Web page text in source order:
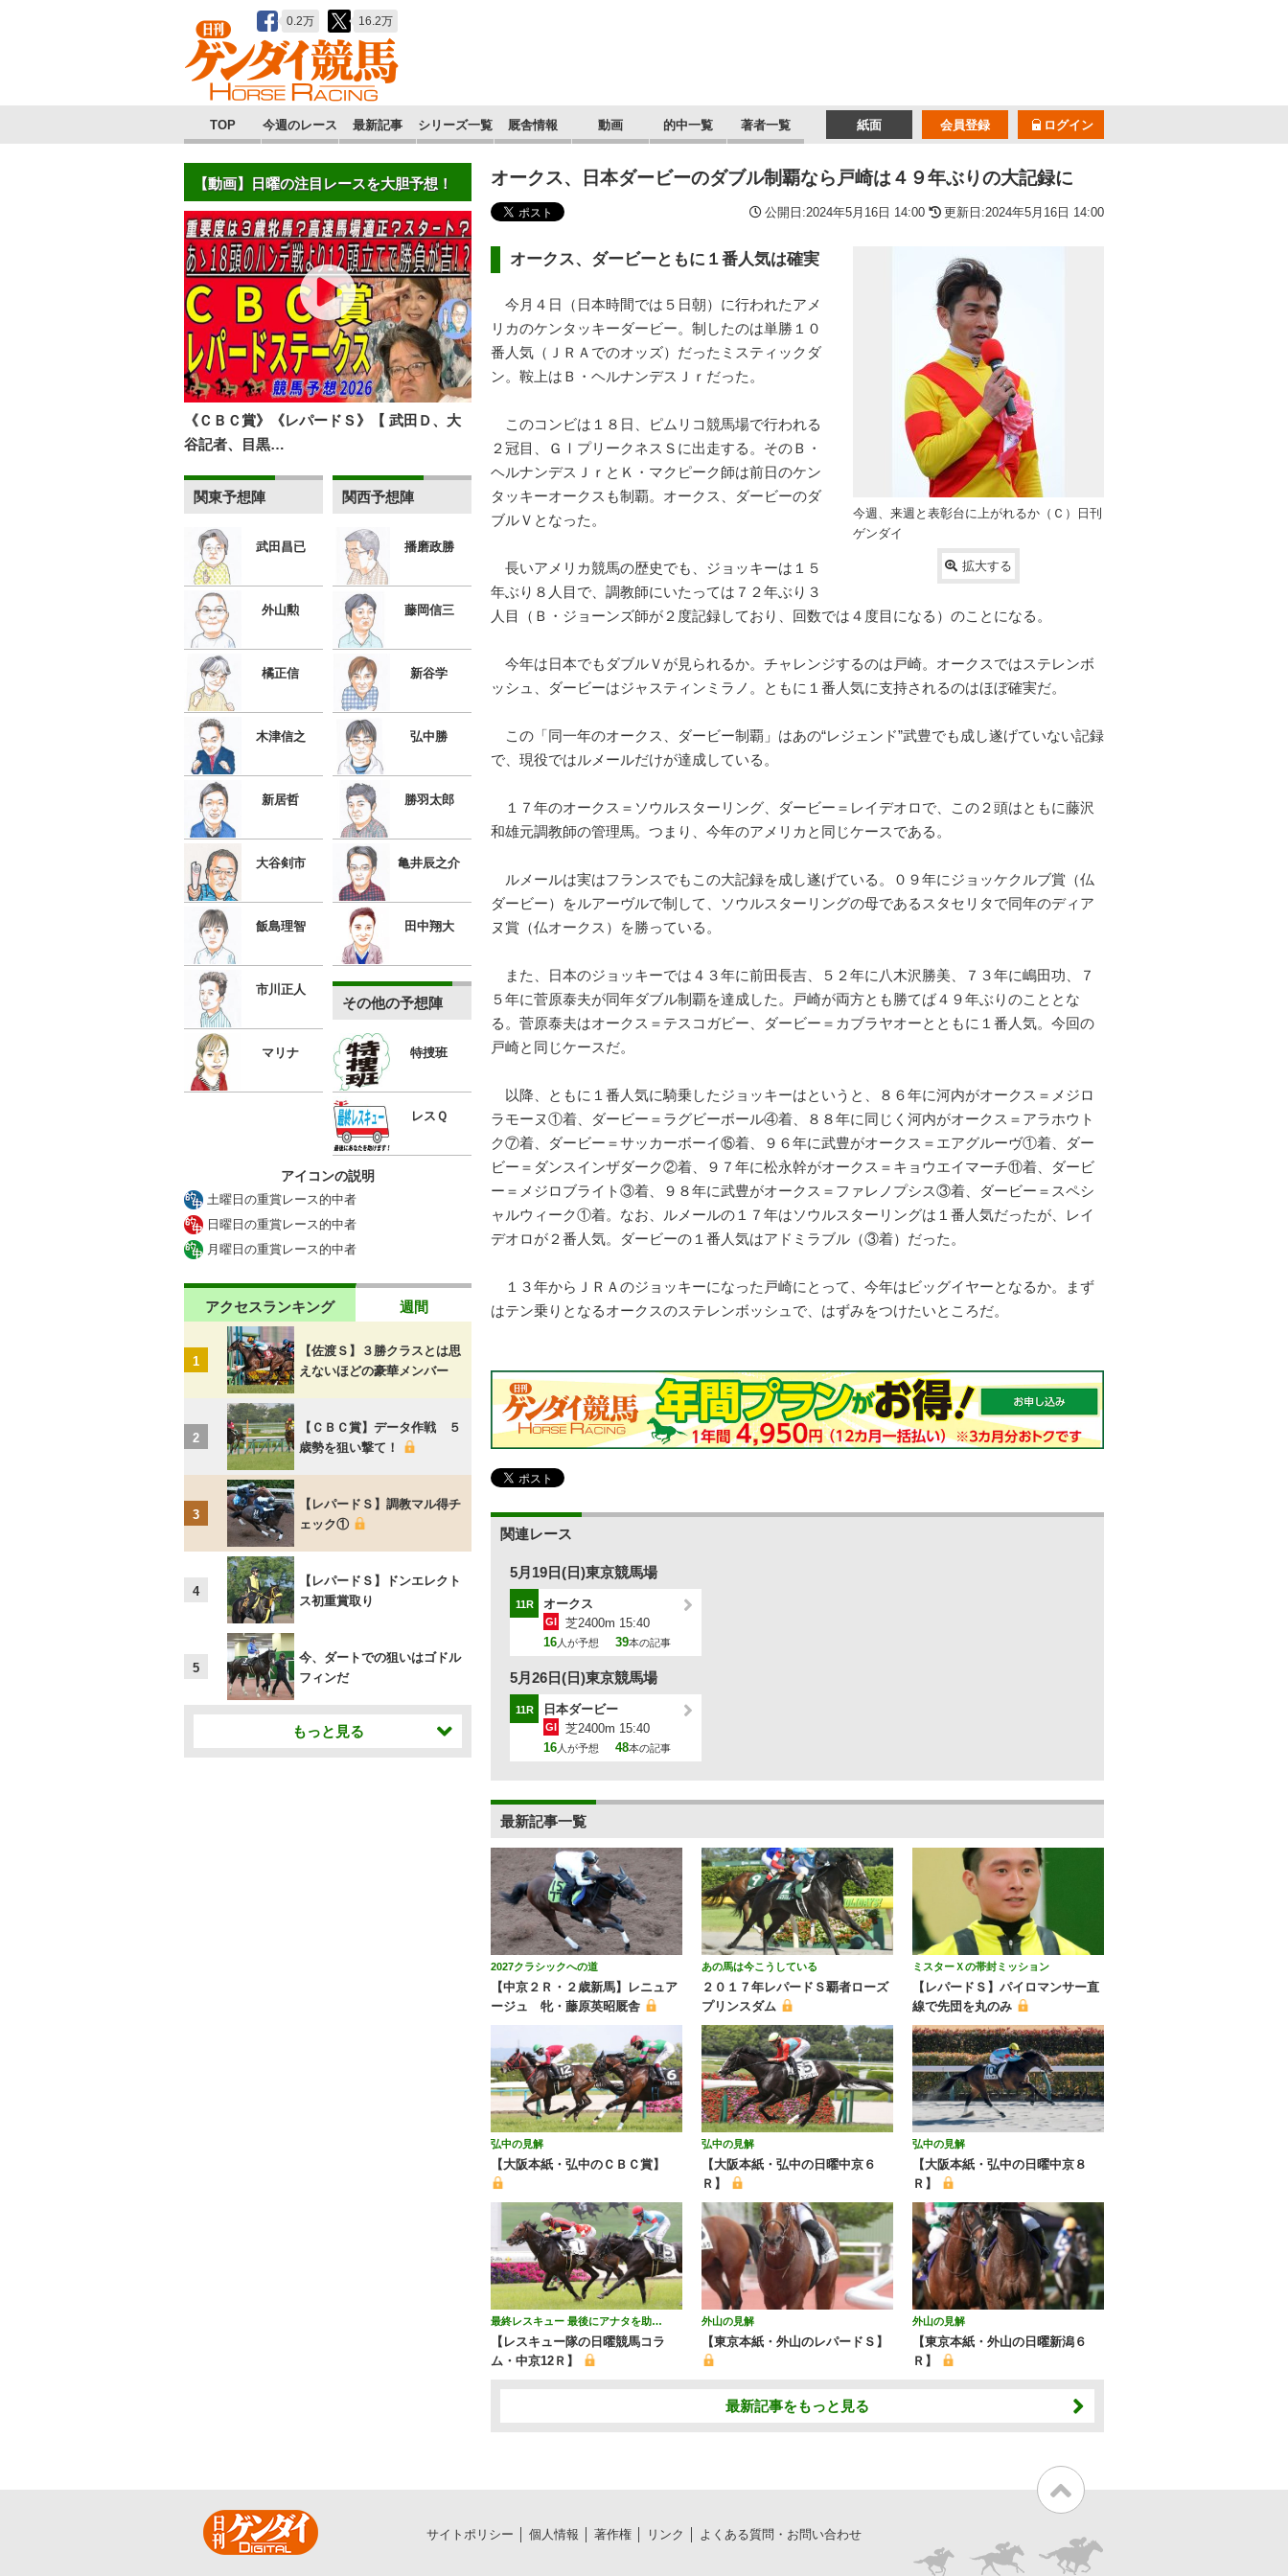
0.2万 16.2万
TOP 今週のレース 最新記事 シリーズ一覧 厩舎情報 動画 的中一覧 著者一覧 ログイン
会員登録
紙面
オークス、日本ダービーのダブル制覇なら戸崎は４９年ぶりの大記録に
公開日:2024年5月16日 14:00 更新日:2024年5月16日 14:00
オークス、ダービーともに１番人気は確実
今週、来週と表彰台に上がれるか（Ｃ）日刊
ゲンダイ
拡大する
今月４日（日本時間では５日朝）に行われたアメ
リカのケンタッキーダービー。制したのは単勝１０
番人気（ＪＲＡでのオッズ）だったミスティックダ
ン。鞍上はＢ・ヘルナンデスＪｒだった。
このコンビは１８日、ピムリコ競馬場で行われる
２冠目、ＧⅠプリークネスＳに出走する。そのＢ・
ヘルナンデスＪｒとＫ・マクピーク師は前日のケン
タッキーオークスも制覇。オークス、ダービーのダ
ブルＶとなった。
長いアメリカ競馬の歴史でも、ジョッキーは１５
年ぶり８人目で、調教師にいたっては７２年ぶり３
人目（Ｂ・ジョーンズ師が２度記録しており、回数では４度目になる）のことになる。
今年は日本でもダブルＶが見られるか。チャレンジするのは戸崎。オークスではステレンボ
ッシュ、ダービーはジャスティンミラノ。ともに１番人気に支持されるのはほぼ確実だ。
この「同一年のオークス、ダービー制覇」はあの“レジェンド”武豊でも成し遂げていない記録
で、現役ではルメールだけが達成している。
１７年のオークス＝ソウルスターリング、ダービー＝レイデオロで、この２頭はともに藤沢
和雄元調教師の管理馬。つまり、今年のアメリカと同じケースである。
ルメールは実はフランスでもこの大記録を成し遂げている。０９年にジョッケクルブ賞（仏
ダービー）をルアーヴルで制して、ソウルスターリングの母であるスタセリタで同年のディア
ヌ賞（仏オークス）を勝っている。
また、日本のジョッキーでは４３年に前田長吉、５２年に八木沢勝美、７３年に嶋田功、７
５年に菅原泰夫が同年ダブル制覇を達成した。戸崎が両方とも勝てば４９年ぶりのこととな
る。菅原泰夫はオークス＝テスコガビー、ダービー＝カブラヤオーとともに１番人気。今回の
戸崎と同じケースだ。
以降、ともに１番人気に騎乗したジョッキーはというと、８６年に河内がオークス＝メジロ
ラモーヌ①着、ダービー＝ラグビーボール④着、８８年に同じく河内がオークス＝アラホウト
ク⑦着、ダービー＝サッカーボーイ⑮着、９６年に武豊がオークス＝エアグルーヴ①着、ダー
ビー＝ダンスインザダーク②着、９７年に松永幹がオークス＝キョウエイマーチ⑪着、ダービ
ー＝メジロブライト③着、９８年に武豊がオークス＝ファレノプシス③着、ダービー＝スペシ
ャルウィーク①着。なお、ルメールの１７年はソウルスターリングは１番人気だったが、レイ
デオロが２番人気。ダービーの１番人気はアドミラブル（③着）だった。
１３年からＪＲＡのジョッキーになった戸崎にとって、今年はビッグイヤーとなるか。まず
はテン乗りとなるオークスのステレンボッシュで、はずみをつけたいところだ。
関連レース
5月19日(日)東京競馬場
11R オークス
GI
芝2400m 15:40
16 人が予想 39本の記事
5月26日(日)東京競馬場
11R 日本ダービー
GI
芝2400m 15:40
16 人が予想 48本の記事
最新記事一覧
2027クラシックへの道
【中京２Ｒ・２歳新馬】レニュア
ージュ 牝・藤原英昭厩舎
あの馬は今こうしている
２０１７年レパードＳ覇者ローズ
プリンスダム
ミスターＸの帯封ミッション
【レパードＳ】パイロマンサー直
線で先団を丸のみ
弘中の見解
【大阪本紙・弘中のＣＢＣ賞】
弘中の見解
【大阪本紙・弘中の日曜中京６
Ｒ】
弘中の見解
【大阪本紙・弘中の日曜中京８
Ｒ】
最終レスキュー 最後にアナタを助…
【レスキュー隊の日曜競馬コラ
ム・中京12Ｒ】
外山の見解
【東京本紙・外山のレパードＳ】
外山の見解
【東京本紙・外山の日曜新潟６
Ｒ】
最新記事をもっと見る
【動画】日曜の注目レースを大胆予想！
《ＣＢＣ賞》《レパードＳ》【 武田Ｄ、大
谷記者、目黒…
関東予想陣
武田昌已
外山勲
橘正信
木津信之
新居哲
大谷剣市
飯島理智
市川正人
マリナ
関西予想陣
播磨政勝
藤岡信三
新谷学
弘中勝
勝羽太郎
亀井辰之介
田中翔大
その他の予想陣
特捜班
レスＱ
アイコンの説明
土曜日の重賞レース的中者
日曜日の重賞レース的中者
月曜日の重賞レース的中者
アクセスランキング 週間
1
【佐渡Ｓ】３勝クラスとは思
えないほどの豪華メンバー
2
【ＣＢＣ賞】データ作戦 ５
歳勢を狙い撃て！
3
【レパードＳ】調教マル得チ
ェック①
4
【レパードＳ】ドンエレクト
ス初重賞取り
5
今、ダートでの狙いはゴドル
フィンだ
もっと見る
サイトポリシー 個人情報 著作権 リンク よくある質問・お問い合わせ